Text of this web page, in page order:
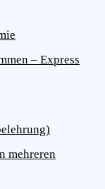
– Express
mehreren